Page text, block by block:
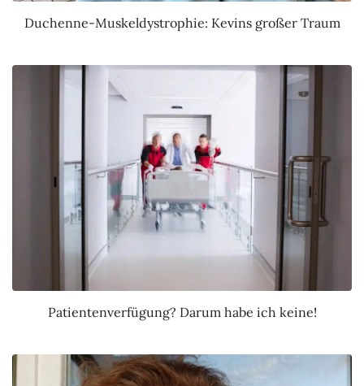
Duchenne-Muskeldystrophie: Kevins großer Traum
Patientenverfügung? Darum habe ich keine!